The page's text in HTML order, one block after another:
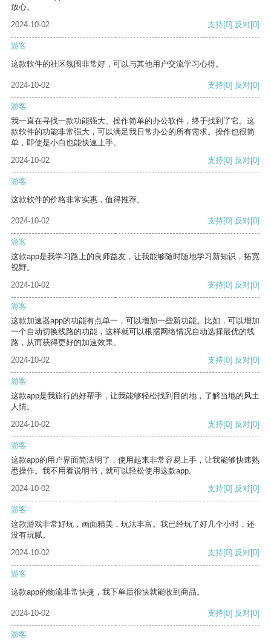
放心。
2024-10-02
支持[0] 反对[0]
游客
这款软件的社区氛围非常好，可以与其他用户交流学习心得。
2024-10-02 支持[0] 反对[0]
游客
我一直在寻找一款功能强大、操作简单的办公软件，终于找到了它。这
款软件的功能非常强大，可以满足我日常办公的所有需求。操作也很简
单，即使是小白也能快速上手。
2024-10-02
支持[0] 反对[0]
游客
这款软件的价格非常实惠，值得推荐。
2024-10-02 支持[0] 反对[0]
游客
这款app是我学习路上的良师益友，让我能够随时随地学习新知识，拓宽
视野。
2024-10-02
支持[0] 反对[0]
游客
这款加速器app的功能有点单一，可以增加一些新功能。比如，可以增加
一个自动切换线路的功能，这样就可以根据网络情况自动选择最优的线
路，从而获得更好的加速效果。
2024-10-02
支持[0] 反对[0]
游客
这款app是我旅行的好帮手，让我能够轻松找到目的地，了解当地的风土
人情。
2024-10-02
支持[0] 反对[0]
游客
这款app的用户界面简洁明了，使用起来非常容易上手，让我能够快速熟
悉操作。我不用看说明书，就可以轻松使用这款app。
2024-10-02
支持[0] 反对[0]
游客
这款游戏非常好玩，画面精美，玩法丰富。我已经玩了好几个小时，还
没有玩腻。
2024-10-02
支持[0] 反对[0]
游客
这款app的物流非常快捷，我下单后很快就能收到商品。
2024-10-02 支持[0] 反对[0]
游客